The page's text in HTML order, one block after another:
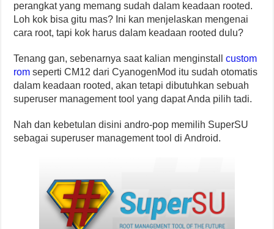
perangkat yang memang sudah dalam keadaan rooted.
Loh kok bisa gitu mas? Ini kan menjelaskan mengenai
cara root, tapi kok harus dalam keadaan rooted dulu?
Tenang gan, sebenarnya saat kalian menginstallcustom
rom seperti CM12 dari CyanogenMod itu sudah otomatis
dalam keadaan rooted, akan tetapi dibutuhkan sebuah
superuser management tool yang dapat Anda pilih tadi.
Nah dan kebetulan disini andro-pop memilih SuperSU
sebagai superuser management tool di Android.